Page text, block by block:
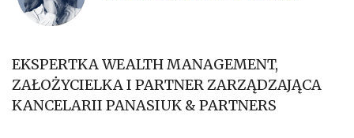
EKSPERTKA WEALTH MANAGEMENT,
ZAŁOŻYCIELKA I PARTNER ZARZĄDZAJĄCA
KANCELARII PANASIUK & PARTNERS